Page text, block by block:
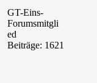
GT-Eins-
Forumsmitgli
ed
Beiträge: 1621